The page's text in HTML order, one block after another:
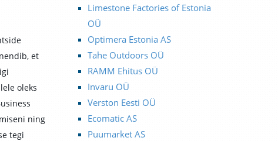
et
oleks
ning
tegi
Limestone Factories of Estonia
OÜ
Optimera Estonia AS
Tahe Outdoors OÜ
RAMM Ehitus OÜ
Invaru OÜ
Verston Eesti OÜ
Ecomatic AS
Puumarket AS